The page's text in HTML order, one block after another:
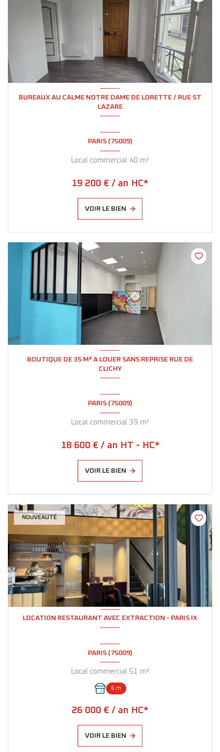
BUREAUX AU CALME NOTRE DAME DE LORETTE / RUE ST
LAZARE
PARIS (75009)
Local commercial 40 m²
19 200 € / an HC*
VOIR LE BIEN
BOUTIQUE DE 35 M² A LOUER SANS REPRISE RUE DE
CLICHY
PARIS (75009)
Local commercial 39 m²
18 600 € / an HT - HC*
VOIR LE BIEN
NOUVEAUTÉ
LOCATION RESTAURANT AVEC EXTRACTION - PARIS IX
PARIS (75009)
Local commercial 51 m²
6 m
26 000 € / an HC*
VOIR LE BIEN